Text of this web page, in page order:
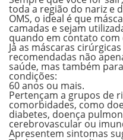
toda a região do nariz e
OMS, o ideal é que
camadas e sejam
quando em contato com
Já as máscaras cirúrgicas
recomendadas não
saúde, mas também
condições:
60 anos ou mais.
Pertençam a grupos de
comorbidades, como
diabetes, doença
cerebrovascular ou
Apresentem sintomas